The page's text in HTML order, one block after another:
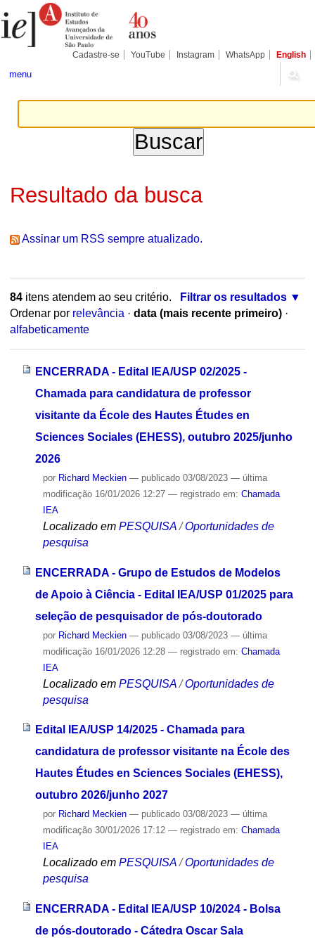
para
conteúdo.
Pessoais
Cadastre-se YouTube Instagram WhatsApp English
menu
Resultado da busca
Assinar um RSS sempre atualizado.
84itens atendem ao seu critério.
Filtrar os resultados
Ordenar por relevância · data (mais recente primeiro) ·
alfabeticamente
ENCERRADA - Edital IEA/USP 02/2025 -
Chamada para candidatura de professor
visitante da École des Hautes Études en
Sciences Sociales (EHESS), outubro 2025/junho
2026
por Richard Meckien — publicado03/08/2023 — última
modificação16/01/2026 12:27 — registrado em: Chamada
IEA
Localizado em PESQUISA /Oportunidades de
pesquisa
ENCERRADA - Grupo de Estudos de Modelos
de Apoio à Ciência - Edital IEA/USP 01/2025 para
seleção de pesquisador de pós-doutorado
por Richard Meckien — publicado03/08/2023 — última
modificação16/01/2026 12:28 — registrado em: Chamada
IEA
Localizado em PESQUISA /Oportunidades de
pesquisa
Edital IEA/USP 14/2025 - Chamada para
candidatura de professor visitante na École des
Hautes Études en Sciences Sociales (EHESS),
outubro 2026/junho 2027
por Richard Meckien — publicado03/08/2023 — última
modificação30/01/2026 17:12 — registrado em: Chamada
IEA
Localizado em PESQUISA /Oportunidades de
pesquisa
ENCERRADA - Edital IEA/USP 10/2024 - Bolsa
de pós-doutorado - Cátedra Oscar Sala